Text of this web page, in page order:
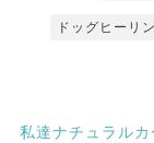
ドッグヒーリ
私達ナチュラル